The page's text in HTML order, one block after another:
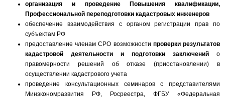
организация и проведение
Повышения квалификации,
Профессиональной переподготовки кадастровых инженеров
обеспечение взаимодействия с органом регистрации прав по
субъектам РФ
предоставление членам СРО возможности проверки результатов
кадастровой деятельности и подготовки заключений о
правомерности решений об отказе (приостановлении) в
осуществлении кадастрового учета
проведение консультационных семинаров с представителями
Минэкономразвития РФ, Росреестра, ФГБУ «Федеральная